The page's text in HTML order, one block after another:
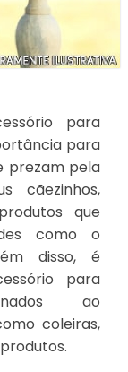
para
para
prezam pela
cãezinhos,
que
como o
disso, é
para
ao
coleiras,